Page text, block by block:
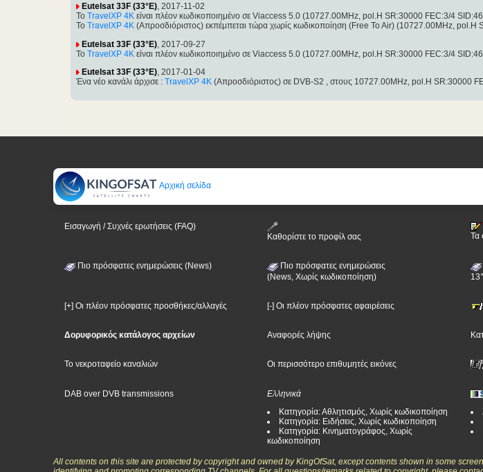
Eutelsat 33F (33°E), 2017-11-02
Το TravelXP 4K είναι πλέον κωδικοποιημένο σε Viaccess 5.0 (10727.00MHz, pol.H SR:30000 FEC:3/4
Το TravelXP 4K (Απροσδιόριστος) εκπέμπεται τώρα χωρίς κωδικοποίηση (Free To Air) (10727.00MHz,
Eutelsat 33F (33°E) , 2017-09-27
Το TravelXP 4K είναι πλέον κωδικοποιημένο σε Viaccess 5.0 (10727.00MHz, pol.H SR:30000 FEC:3/4
Eutelsat 33F (33°E), 2017-01-04
Ένα νέο κανάλι άρχισε : TravelXP 4K (Απροσδιόριστος) σε DVB-S2 , στους 10727.00MHz, pol.H SR:30000
Αρχική σελίδα
Εισαγωγή / Συχνές ερωτήσεις (FAQ)
Καθορίστε το προφίλ σας
Τα
Πιο πρόσφατες ενημερώσεις (News)
Πιο πρόσφατες ενημερώσεις
(News, Χωρίς κωδικοποίηση)
[+] Οι πλέον πρόσφατες προσθήκες/αλλαγές [-] Οι πλέον πρόσφατες αφαιρέσεις
Δορυφορικός κατάλογος αρχείων Αναφορές λήψης
Το νεκροταφείο καναλιών Οι περισσότερο επιθυμητές εικόνες
DAB over DVB transmissions
Ελληνικά
Κατηγορία: Αθλητισμός, Χωρίς κωδικοποίηση
Κατηγορία: Ειδήσεις, Χωρίς κωδικοποίηση
Κατηγορία: Κινηματογράφος, Χωρίς
κωδικοποίηση
All contents on this site are protected by copyright and owned by KingOfSat, except contents shown in some